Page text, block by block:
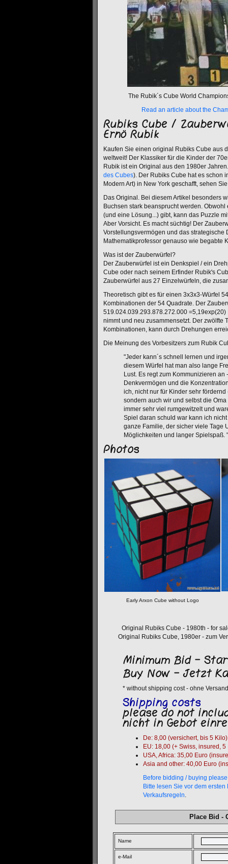
The Rubik´s Cube World
Read an article about the
Rubiks Cube /
Ernö Rubik
Kaufen Sie einen original Rubiks Cube aus
weltweit! Der Klassiker für die Kinder der
Rubik ist ein Original aus den 1980er
des Cubes). Der Rubiks Cube hat es schon
Modern Art) in New York geschafft, sehen
Das Original. Bei diesem Artikel besonders
Buchsen stark beansprucht werden. Obwohl
(und eine Lösung...) gibt, kann das Puzzle
Aber Vorsicht. Es macht süchtig! Der
Vorstellungsvermögen und das
Mathematikprofessor genauso wie begabte
Was ist der Zauberwürfel?
Der Zauberwürfel ist ein Denkspiel / ein
Cube oder nach seinem Erfinder Rubik's
Zauberwürfel aus 27 Einzelwürfeln, die
Theoretisch gibt es für einen 3x3x3-Würfel
Kombinationen der 54 Quadrate. Der
519.024.039.293.878.272.000
nimmt und neu zusammensetzt. Der zwölfte
Kombinationen, kann durch Drehungen
Die Meinung des Vorbesitzers zum Rubik
"Jeder kann´s schnell lernen und
diesem Würfel hat man also lange
Lust. Es regt zum Kommunizieren
Denkvermögen und die
ich, nicht nur für Kinder sehr
sondern auch wir und selbst die
immer sehr viel rumgewitzelt und
Spiel daran schuld war kann ich
ganze Familie, der sicher viele Tage
Möglichkeiten und langer Spielspaß. "
Photos
Early Arxon Cube without Logo
Original Rubiks Cube - 1980th - for
Original Rubiks Cube, 1980er - zum
Minimum Bid -
Buy Now - Jetzt
* without shipping cost - ohne
Shipping costs
please do not
nicht in Gebot
De: 8,00 (versichert, bis 5 Kilo)
EU: 18,00 (+ Swiss, insured,
USA, Africa: 35,00 Euro
Asia and other: 40,00 Euro
Before bidding / buying
Bitte lesen Sie vor dem
Verkaufsregeln.
Place Bid -
Name
e-Mail